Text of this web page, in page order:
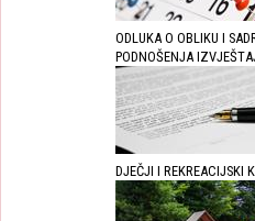
ODLUKA O OBLIKU I
PODNOŠENJA
DJEČJI I REKREACIJSKI